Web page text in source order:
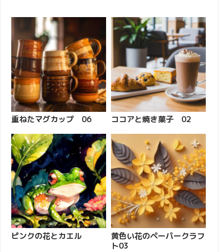
重ねたマグカップ 06 ココアと焼き菓子 02
ピンクの花とカエル
黄色い花のペーパークラフ
ト03